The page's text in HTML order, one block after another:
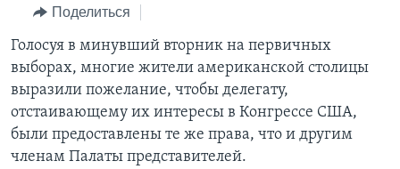
навигации
Перейти
поиск
ИТОГИ
ПОЧЕМУ ЭТО ВАЖНО?
ДИСКУССИЯ VOA
ДЕТАЛИ
НЬЮ-ЙОРК NEW YORK
НАША АМЕРИКАНСКАЯ ИСТОРИЯ
А КАК В АМЕРИКЕ?
АРТЕФАКТЫ
АМЕРИКАНСКИЕ ГОРОДКИ
ТЕСТЫ
ИНТЕРВЬЮ
ФАКТЫ ПРОТИВ ФЕЙКОВ
ЗА СВОБОДУ ПРЕССЫ
УЧИМ АНГЛИЙСКИЙ
ВИДЕО
Поделиться
Голосуя в минувший вторник на первичных
выборах, многие жители американской столицы
выразили пожелание, чтобы делегату,
отстаивающему их интересы в Конгрессе США,
были предоставлены те же права, что и другим
членам Палаты представителей.